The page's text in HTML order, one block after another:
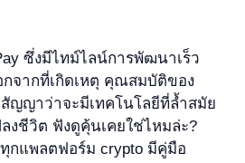
ซึ่งมีไทม์ไลน์การพัฒนาเร็ว
จากที่เกิดเหตุ คุณสมบัติของ
ญญาว่าจะมีเทคโนโลยีที่ล้ำสมัย
งชีวิต ฟังดูคุ้นเคยใช่ไหมล่ะ?
กแพลตฟอร์ม crypto มีคู่มือ